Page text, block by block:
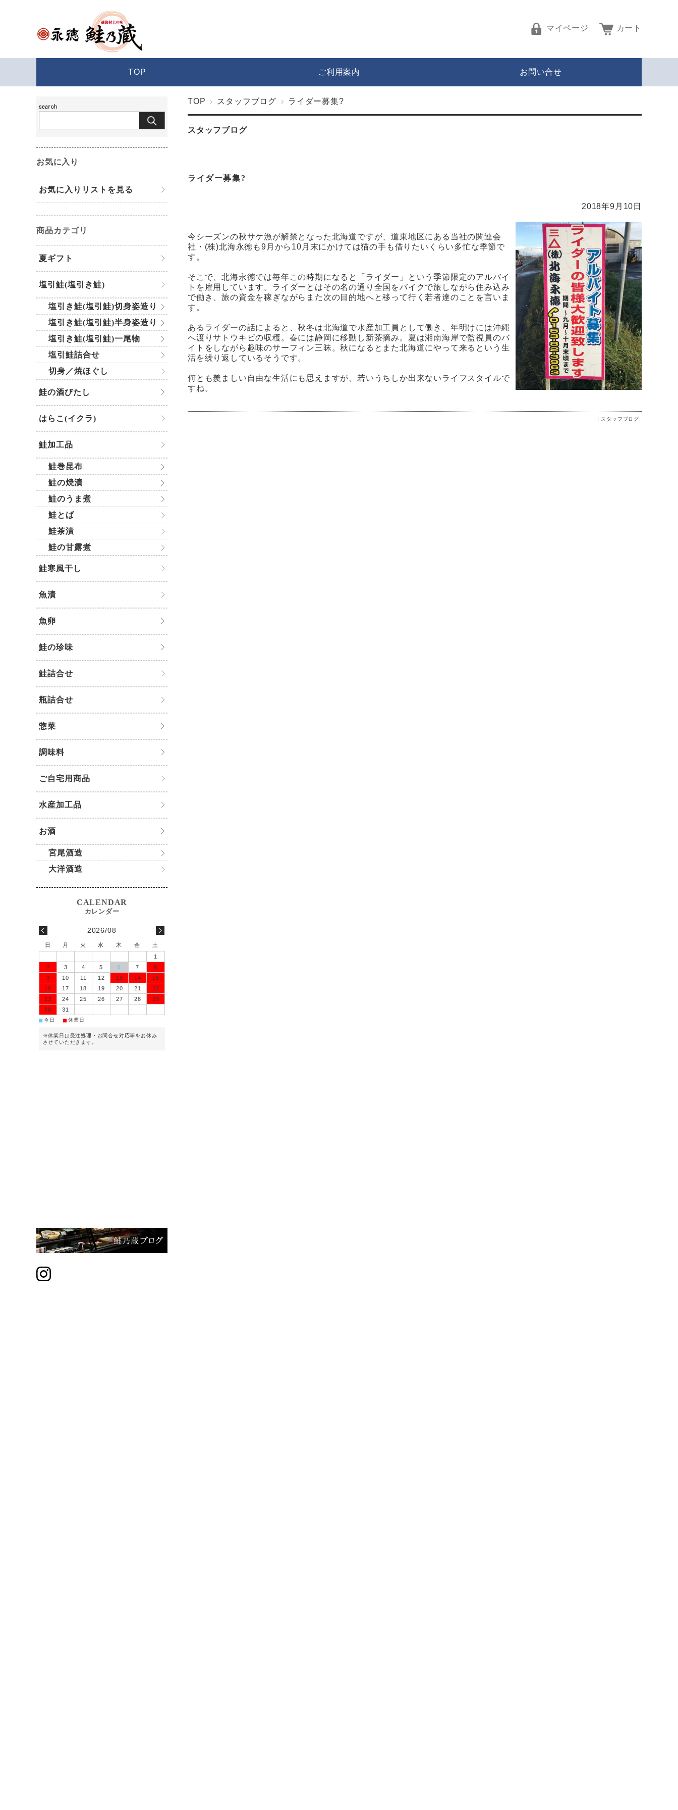
マイページ カート
TOP ご利用案内 お問い合せ
TOP スタッフブログ ライダー募集?
スタッフブログ
ライダー募集?
2018年9月10日
今シーズンの秋サケ漁が解禁となった北海道ですが、道東地区にある当社の関連会
社・(株)北海永徳も9月から10月末にかけては猫の手も借りたいくらい多忙な季節で
す。
そこで、北海永徳では毎年この時期になると「ライダー」という季節限定のアルバイ
トを雇用しています。ライダーとはその名の通り全国をバイクで旅しながら住み込み
で働き、旅の資金を稼ぎながらまた次の目的地へと移って行く若者達のことを言いま
す。
あるライダーの話によると、秋冬は北海道で水産加工員として働き、年明けには沖縄
へ渡りサトウキビの収穫。春には静岡に移動し新茶摘み。夏は湘南海岸で監視員のバ
イトをしながら趣味のサーフィン三昧。秋になるとまた北海道にやって来るという生
活を繰り返しているそうです。
何とも羨ましい自由な生活にも思えますが、若いうちしか出来ないライフスタイルで
すね。
スタッフブログ
お気に入り
お気に入りリストを見る
商品カテゴリ
夏ギフト
塩引鮭(塩引き鮭)
塩引き鮭(塩引鮭)切身姿造り
塩引き鮭(塩引鮭)半身姿造り
塩引き鮭(塩引鮭)一尾物
塩引鮭詰合せ
切身／焼ほぐし
鮭の酒びたし
はらこ(イクラ)
鮭加工品
鮭巻昆布
鮭の焼漬
鮭のうま煮
鮭とば
鮭茶漬
鮭の甘露煮
鮭寒風干し
魚漬
魚卵
鮭の珍味
鮭詰合せ
瓶詰合せ
惣菜
調味料
ご自宅用商品
水産加工品
お酒
宮尾酒造
大洋酒造
2026/08
日 月 火 水 木 金
土
1
2
3 4 5 6 7
8
9
10 11 12 13 14
15
16
17 18 19 20 21
22
23
24 25 26 27 28
29
30
31
■今日 ■ 休業日
※休業日は受注処理・お問合せ対応等をお休み
させていただきます。